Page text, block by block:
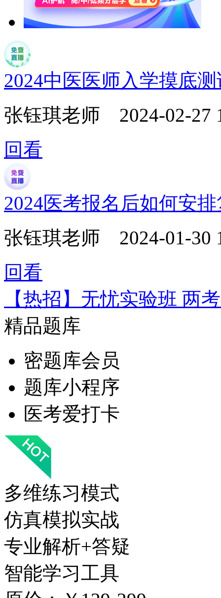
2024中医医师入学摸底
张钰琪老师 2024-02-27
回看
2024医考报名后如何安
张钰琪老师 2024-01-30
回看
【热招】无忧实验班 两
精品题库
密题库会员
题库小程序
医考爱打卡
多维练习模式
仿真模拟实战
专业解析+答疑
智能学习工具